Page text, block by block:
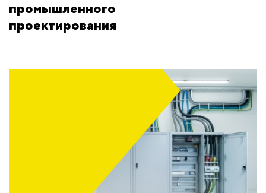
промышленного
проектирования